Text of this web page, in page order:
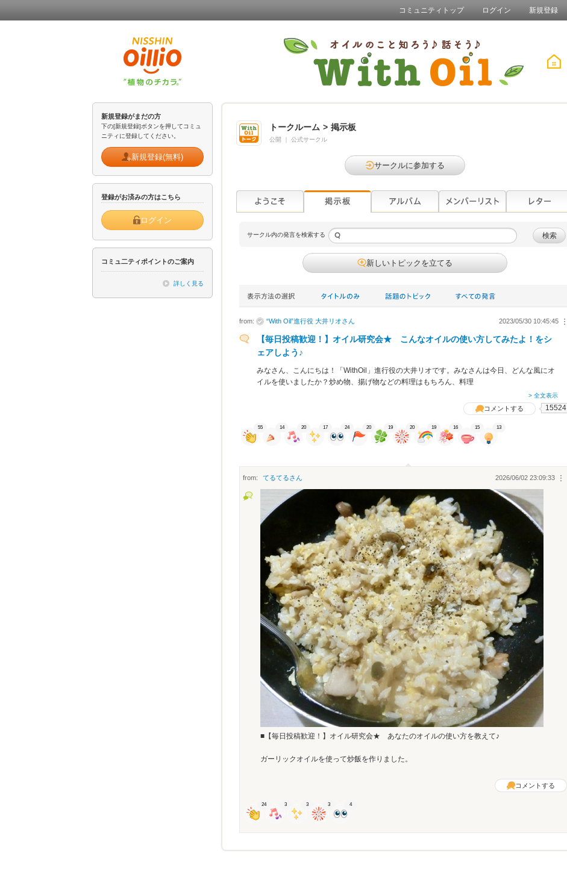
コミュニティトップ ログイン 新規登録
新規登録がまだの方
下の[新規登録]ボタンを押してコミュ
ニティに登録してください。
新規登録(無料)
登録がお済みの方はこちら
ログイン
コミュ二ティポイントのご案内
詳しく見る
トークルーム > 掲示板
公開 公式サークル
サークルに参加する
サークル内の発言を検索する 検索
新しいトピックを立てる
from: “With Oil”進行役 大井リオさん ︙
2023/05/30 10:45:45
【毎日投稿歓迎！】オイル研究会★ こんなオイルの使い方してみたよ！をシ
ェアしよう♪
みなさん、こんにちは！「WithOil」進行役の大井リオです。みなさんは今日、どんな風にオ
イルを使いましたか？炒め物、揚げ物などの料理はもちろん、料理
> 全文表示
コメントする 15524
55 14 20 17 24 20 19 20 19 16 15 13
from: てるてるさん ︙
2026/06/02 23:09:33
■【毎日投稿歓迎！】オイル研究会★ あなたのオイルの使い方を教えて♪
ガーリックオイルを使って炒飯を作りました。
コメントする
24 3 3 3 4